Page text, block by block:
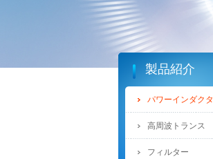
製品紹介
パワーインダクタ
高周波トランス
フィルター